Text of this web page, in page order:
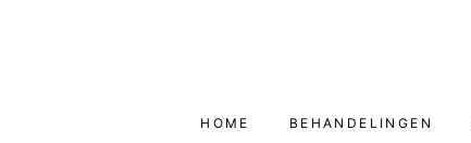
HOME BEHANDELINGEN